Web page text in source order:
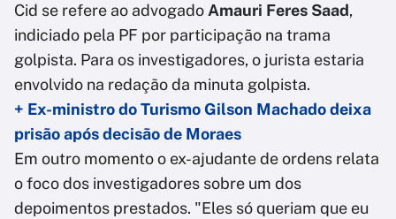
Cid se refere ao advogadoAmauri Feres Saad,
indiciado pela PF por participação na trama
golpista. Para os investigadores, o jurista estaria
envolvido na redação da minuta golpista.
+ Ex-ministro do Turismo Gilson Machado deixa
prisão após decisão de Moraes
Em outro momento o ex-ajudante de ordens relata
o foco dos investigadores sobre um dos
depoimentos prestados. "Eles só queriam que eu